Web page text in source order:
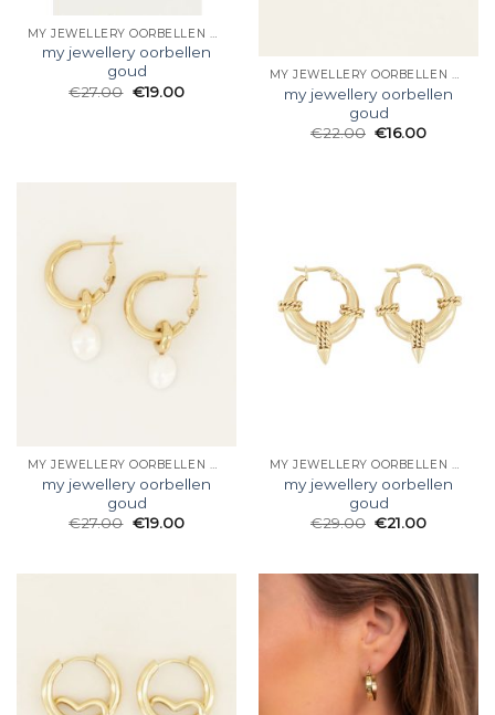
MY JEWELLERY OORBELLEN GOUD
my jewellery oorbellen
goud
€27.00 €19.00
MY JEWELLERY OORBELLEN GOUD
my jewellery oorbellen
goud
€22.00 €16.00
MY JEWELLERY OORBELLEN GOUD
my jewellery oorbellen
goud
€27.00 €19.00
MY JEWELLERY OORBELLEN GOUD
my jewellery oorbellen
goud
€29.00 €21.00